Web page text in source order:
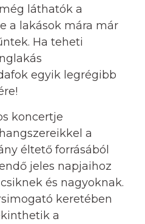
láthatók a
a lakások mára már
Ha teheti
egyik legrégibb
koncertje
a
éltető forrásából
jeles napjaihoz
és nagyoknak.
keretében
a